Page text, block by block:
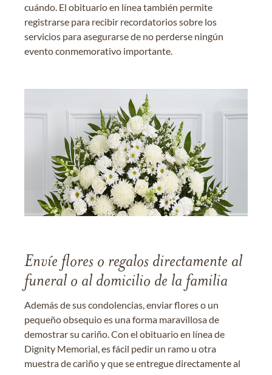
cuándo. El obituario en línea también permite
registrarse para recibir recordatorios sobre los
servicios para asegurarse de no perderse ningún
evento conmemorativo importante.
Envíe flores o regalos directamente al
funeral o al domicilio de la familia
Además de sus condolencias, enviar flores o un
pequeño obsequio es una forma maravillosa de
demostrar su cariño. Con el obituario en línea de
Dignity Memorial, es fácil pedir un ramo u otra
muestra de cariño y que se entregue directamente al